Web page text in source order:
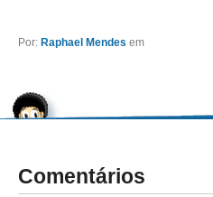
Por: Raphael Mendes em
Comentários